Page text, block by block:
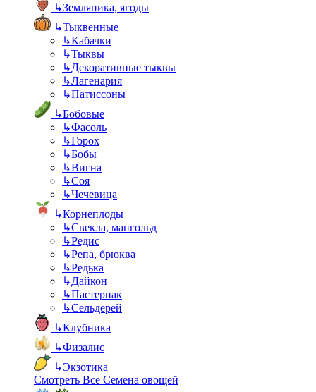
↳Земляника, ягоды
↳Тыквенные
↳Кабачки
↳Тыквы
↳Декоративные тыквы
↳Лагенария
↳Патиссоны
↳Бобовые
↳Фасоль
↳Горох
↳Бобы
↳Вигна
↳Соя
↳Чечевица
↳Корнеплоды
↳Свекла, мангольд
↳Редис
↳Репа, брюква
↳Редька
↳Дайкон
↳Пастернак
↳Сельдерей
↳Клубника
↳Физалис
↳Экзотика
Смотреть Все Семена овощей